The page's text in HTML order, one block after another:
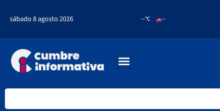
sábado 8 agosto 2026 --°C --